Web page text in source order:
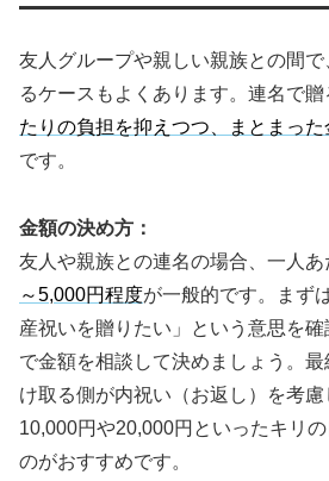
友人グループや親しい親族との間
るケースもよくあります。連名で贈
たりの負担を抑えつつ、まとまっ
です。
金額の決め方：
友人や親族との連名の場合、一人
～5,000円程度が一般的です。まず
産祝いを贈りたい」という意思を
で金額を相談して決めましょう。
け取る側が内祝い（お返し）を考慮
10,000円や20,000円といったキリ
のがおすすめです。